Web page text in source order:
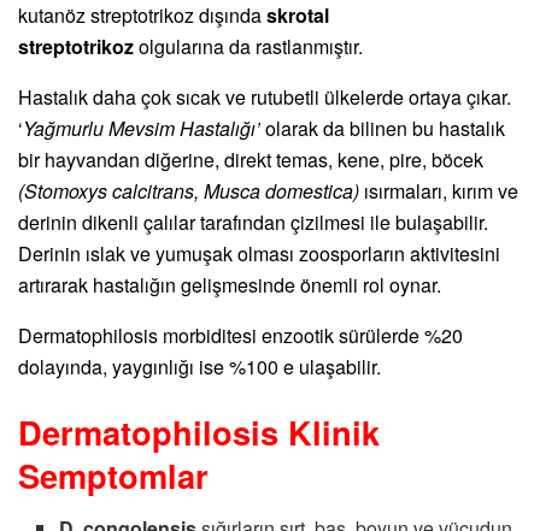
kutanöz streptotrikoz dışındaskrotal
streptotrikozolgularına da rastlanmıştır.
Hastalık daha çok sıcak ve rutubetli ülkelerde ortaya çıkar.
‘Yağmurlu Mevsim Hastalığı’olarak da bilinen bu hastalık
bir hayvandan diğerine, direkt temas, kene, pire, böcek
(Stomoxys calcitrans, Musca domestica) ısırmaları, kırım ve
derinin dikenli çalılar tarafından çizilmesi ile bulaşabilir.
Derinin ıslak ve yumuşak olması zoosporların aktivitesini
artırarak hastalığın gelişmesinde önemli rol oynar.
Dermatophilosis morbiditesi enzootik sürülerde %20
dolayında, yaygınlığı ise %100 e ulaşabilir.
Dermatophilosis Klinik
Semptomlar